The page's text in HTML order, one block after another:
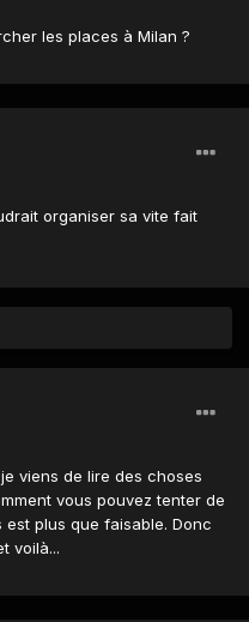
les places à Milan ?
organiser sa vite fait
viens de lire des choses
vous pouvez tenter de
plus que faisable. Donc
voilà...